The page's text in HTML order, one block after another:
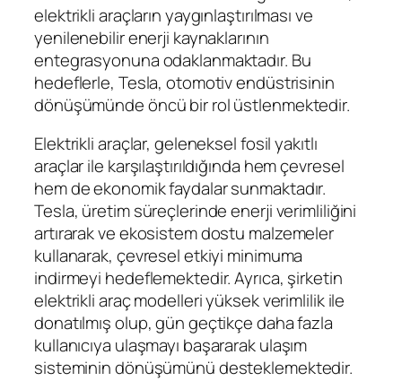
elektrikli araçların yaygınlaştırılması ve
yenilenebilir enerji kaynaklarının
entegrasyonuna odaklanmaktadır. Bu
hedeflerle, Tesla, otomotiv endüstrisinin
dönüşümünde öncü bir rol üstlenmektedir.
Elektrikli araçlar, geleneksel fosil yakıtlı
araçlar ile karşılaştırıldığında hem çevresel
hem de ekonomik faydalar sunmaktadır.
Tesla, üretim süreçlerinde enerji verimliliğini
artırarak ve ekosistem dostu malzemeler
kullanarak, çevresel etkiyi minimuma
indirmeyi hedeflemektedir. Ayrıca, şirketin
elektrikli araç modelleri yüksek verimlilik ile
donatılmış olup, gün geçtikçe daha fazla
kullanıcıya ulaşmayı başararak ulaşım
sisteminin dönüşümünü desteklemektedir.